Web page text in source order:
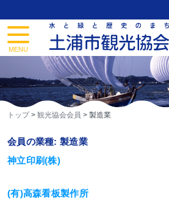
content
toggle
navigation
MENU
トップ> 観光協会会員 > 製造業
会員の業種: 製造業
神立印刷(株)
(有)高森看板製作所